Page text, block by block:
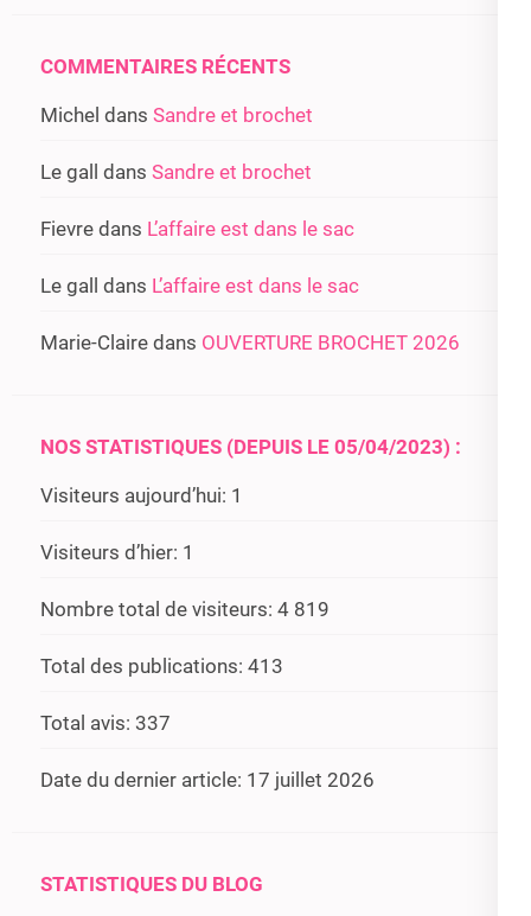
COMMENTAIRES RÉCENTS
Michel dans Sandre et brochet
Le gall dans Sandre et brochet
Fievre dans L’affaire est dans le sac
Le gall dans L’affaire est dans le sac
Marie-Claire dans OUVERTURE BROCHET 2026
NOS STATISTIQUES (DEPUIS LE 05/04/2023) :
Visiteurs aujourd’hui: 1
Visiteurs d’hier: 1
Nombre total de visiteurs: 4 819
Total des publications: 413
Total avis: 337
Date du dernier article: 17 juillet 2026
STATISTIQUES DU BLOG